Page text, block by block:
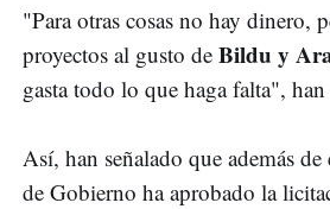
"Para otras cosas no hay dinero,
proyectos al gusto de Bildu y
gasta todo lo que haga falta",
Así, han señalado que además de
de Gobierno ha aprobado la